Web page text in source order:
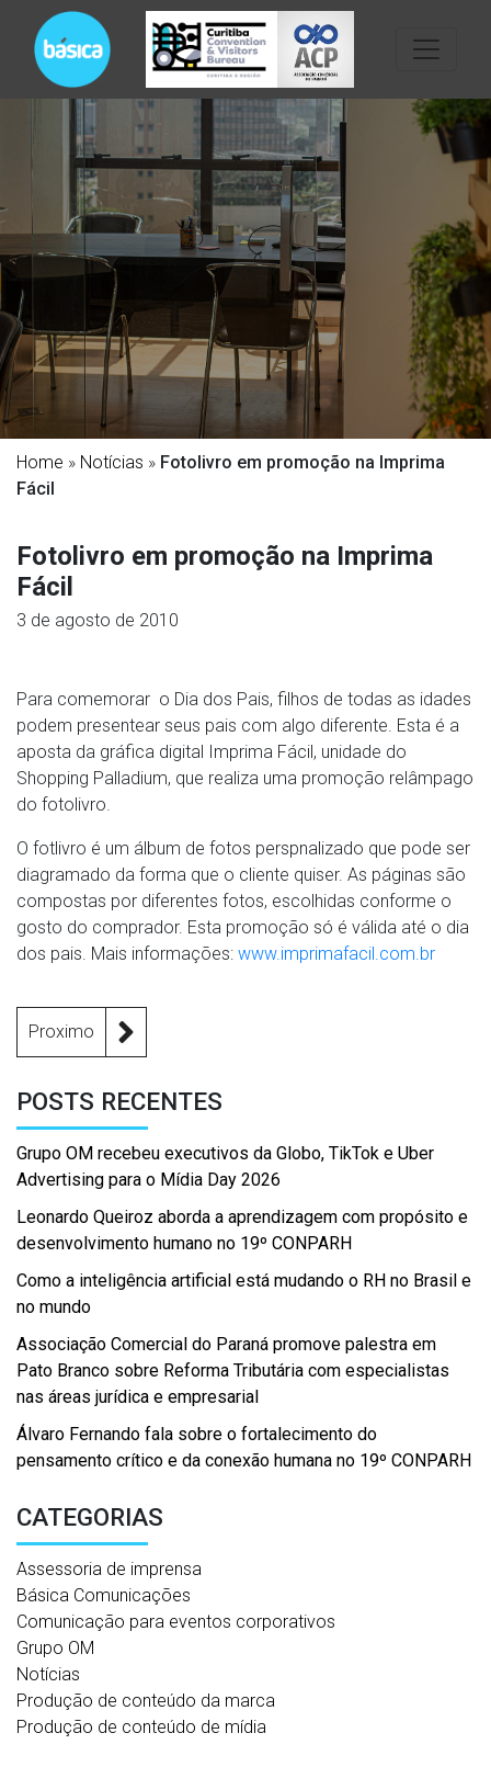
Home » Notícias » Fotolivro em promoção na Imprima
Fácil
Fotolivro em promoção na Imprima
Fácil
3 de agosto de 2010
Para comemorar o Dia dos Pais, filhos de todas as idades
podem presentear seus pais com algo diferente. Esta é a
aposta da gráfica digital Imprima Fácil, unidade do
Shopping Palladium, que realiza uma promoção relâmpago
do fotolivro.
O fotlivro é um álbum de fotos perspnalizado que pode ser
diagramado da forma que o cliente quiser. As páginas são
compostas por diferentes fotos, escolhidas conforme o
gosto do comprador. Esta promoção só é válida até o dia
dos pais. Mais informações: www.imprimafacil.com.br
Proximo
POSTS RECENTES
Grupo OM recebeu executivos da Globo, TikTok e Uber
Advertising para o Mídia Day 2026
Leonardo Queiroz aborda a aprendizagem com propósito e
desenvolvimento humano no 19º CONPARH
Como a inteligência artificial está mudando o RH no Brasil e
no mundo
Associação Comercial do Paraná promove palestra em
Pato Branco sobre Reforma Tributária com especialistas
nas áreas jurídica e empresarial
Álvaro Fernando fala sobre o fortalecimento do
pensamento crítico e da conexão humana no 19º CONPARH
CATEGORIAS
Assessoria de imprensa
Básica Comunicações
Comunicação para eventos corporativos
Grupo OM
Notícias
Produção de conteúdo da marca
Produção de conteúdo de mídia